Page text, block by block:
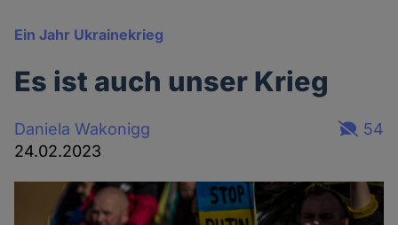
Ein Jahr Ukrainekrieg
Es ist auch unser Krieg
Daniela Wakonigg
24.02.2023
54